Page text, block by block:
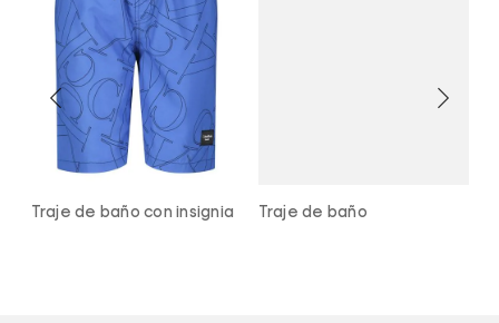
Traje de baño con insignia Traje de baño